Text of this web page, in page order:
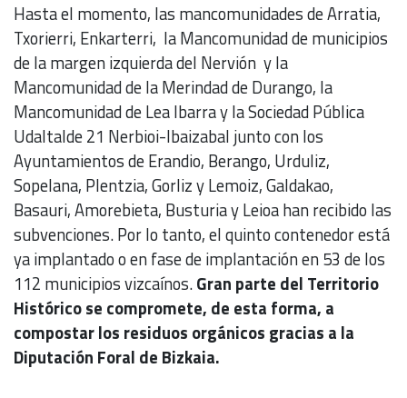
Hasta el momento, las mancomunidades de Arratia,
Txorierri, Enkarterri, la Mancomunidad de municipios
de la margen izquierda del Nervión y la
Mancomunidad de la Merindad de Durango, la
Mancomunidad de Lea Ibarra y la Sociedad Pública
Udaltalde 21 Nerbioi-Ibaizabal junto con los
Ayuntamientos de Erandio, Berango, Urduliz,
Sopelana, Plentzia, Gorliz y Lemoiz, Galdakao,
Basauri, Amorebieta, Busturia y Leioa han recibido las
subvenciones. Por lo tanto, el quinto contenedor está
ya implantado o en fase de implantación en 53 de los
112 municipios vizcaínos.Gran parte del Territorio
Histórico se compromete, de esta forma, a
compostar los residuos orgánicos gracias a la
Diputación Foral de Bizkaia.